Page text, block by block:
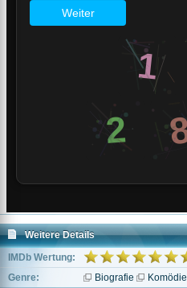
Weitere Details
IMDb Wertung:
Genre:
Biografie Komödie